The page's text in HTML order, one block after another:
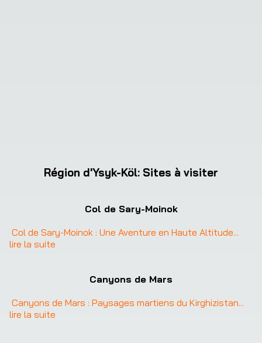
Région d'Ysyk-Köl: Sites à visiter
Col de Sary-Moinok
Col de Sary-Moinok : Une Aventure en Haute Altitude
lire la suite
Canyons de Mars
Canyons de Mars : Paysages martiens du Kirghizistan
lire la suite